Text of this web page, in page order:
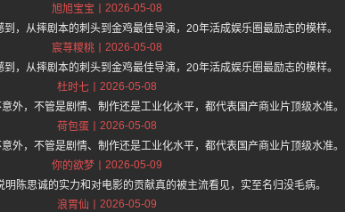
旭旭宝宝
2026-05-08
，从摔剧本的刺头到金鸡最佳导演，20年活成娱乐圈最励志的模样。
宸荨糭桃
2026-05-08
，从摔剧本的刺头到金鸡最佳导演，20年活成娱乐圈最励志的模样。
杜时七
2026-05-08
外，不管是剧情、制作还是工业化水平，都代表国产商业片顶级水准。
荷包蛋
2026-05-08
外，不管是剧情、制作还是工业化水平，都代表国产商业片顶级水准。
你的欲梦
2026-05-09
陈思诚的实力和对电影的贡献真的被主流看见，实至名归没毛病。
浪胃仙
2026-05-09